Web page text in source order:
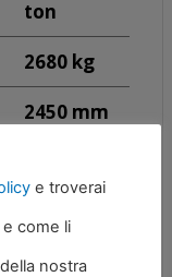
ton
2680 kg
2450 mm
300 bar
e troverai
come li
nostra